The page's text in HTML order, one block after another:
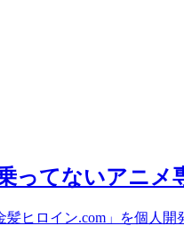
ってないアニメ
ヒロイン.com」を個人